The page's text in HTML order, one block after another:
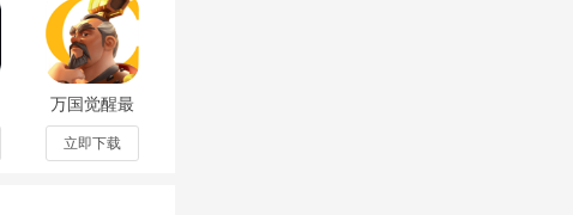
万国觉醒最
新完整版
v1.1.8.22
立即下载